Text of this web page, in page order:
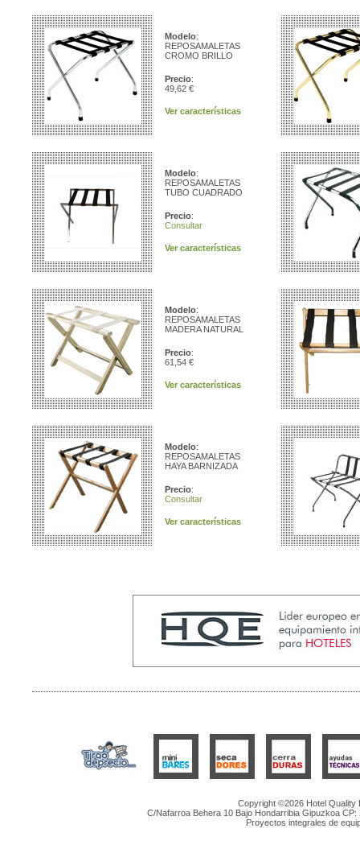
Modelo:
REPOSAMALETAS
CROMO BRILLO
Precio:
49,62 €
Ver características
Modelo:
REPOSAMALETAS
TUBO CUADRADO
Precio:
Consultar
Ver características
Modelo:
REPOSAMALETAS
MADERA NATURAL
Precio:
61,54 €
Ver características
Modelo:
REPOSAMALETAS
HAYA BARNIZADA
Precio:
Consultar
Ver características
Copyright ©2026 Hotel Quality
C/Nafarroa Behera 10 Bajo Hondarribia Gipuzkoa
Proyectos integrales de